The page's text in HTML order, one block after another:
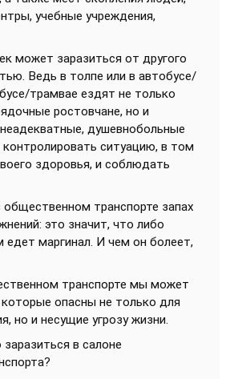
учебные учреждения,
может заразиться от другого
Ведь в толпе или в автобусе/
трамвае ездят не только
ростовчане, но и
душевнобольные
ситуацию, в том
здоровья, и соблюдать
транспорте запах
это значит, что либо
едет маргинал. И чем он болеет,
транспорте мы может
опасны не только для
но и несущие угрозу жизни.
в салоне